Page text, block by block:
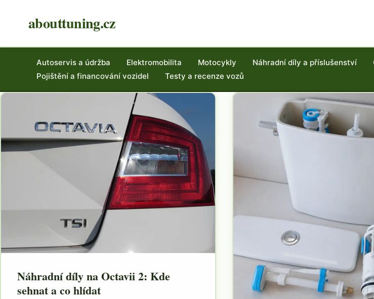
abouttuning.cz
Autoservis a údržba Elektromobilita Motocykly Náhradní díly a příslušenství
Pojištění a financování vozidel
Testy a recenze vozů
Náhradní díly na Octavii 2: Kde
sehnat a co hlídat